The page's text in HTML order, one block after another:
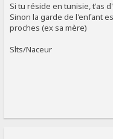
Si tu réside en tunisie, t'as
Sinon la garde de l'enfant
proches (ex sa mère)
Slts/Naceur